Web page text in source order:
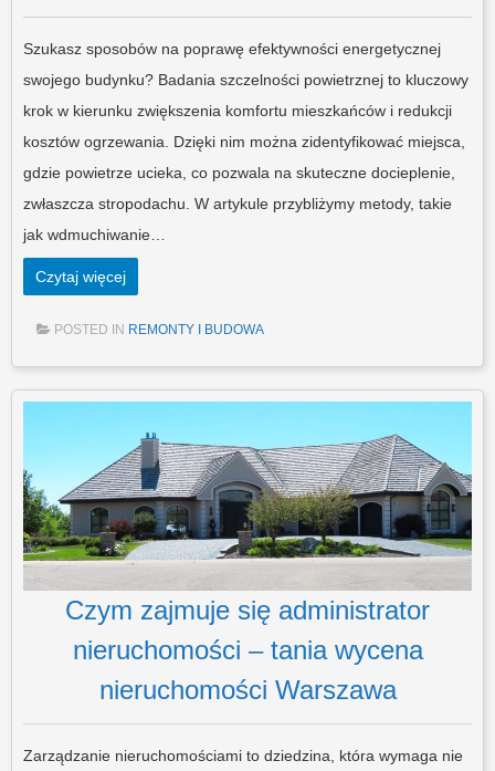
Szukasz sposobów na poprawę efektywności energetycznej
swojego budynku? Badania szczelności powietrznej to kluczowy
krok w kierunku zwiększenia komfortu mieszkańców i redukcji
kosztów ogrzewania. Dzięki nim można zidentyfikować miejsca,
gdzie powietrze ucieka, co pozwala na skuteczne docieplenie,
zwłaszcza stropodachu. W artykule przybliżymy metody, takie
jak wdmuchiwanie…
Czytaj więcej
POSTED IN REMONTY I BUDOWA
Czym zajmuje się administrator
nieruchomości – tania wycena
nieruchomości Warszawa
Zarządzanie nieruchomościami to dziedzina, która wymaga nie